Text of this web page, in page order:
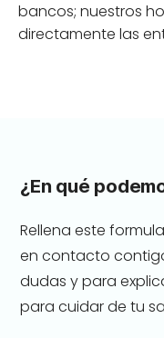
bancos; nuestros
directamente las
¿En qué
Rellena este
en contacto
dudas y para
para cuidar de tu